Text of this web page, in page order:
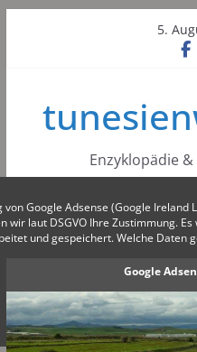
5.
Enzyklopädie
von Google Adsense (Google
wir laut DSGVO Ihre Zustimmung.
und gespeichert. Welche Daten
Google
✓ Erlauben